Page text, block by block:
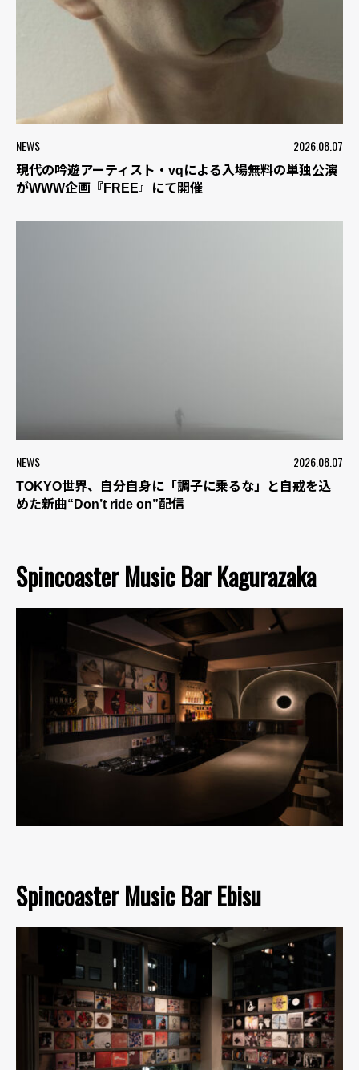
NEWS 2026.08.07
現代の吟遊アーティスト・vqによる入場無料の単独公演
がWWW企画『FREE』にて開催
NEWS 2026.08.07
TOKYO世界、自分自身に「調子に乗るな」と自戒を込
めた新曲“Don’t ride on”配信
Spincoaster Music Bar Kagurazaka
Spincoaster Music Bar Ebisu